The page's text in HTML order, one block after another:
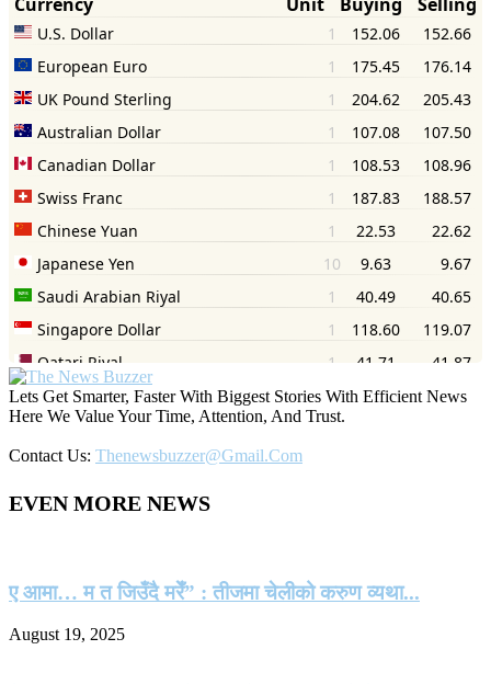
Lets Get Smarter, Faster With Biggest Stories With Efficient News
Here We Value Your Time, Attention, And Trust.
Contact Us: Thenewsbuzzer@gmail.com
EVEN MORE NEWS
ए आमा… म त जिउँदै मरेँ” : तीजमा चेलीको करुण व्यथा...
August 19, 2025